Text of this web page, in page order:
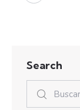
Search